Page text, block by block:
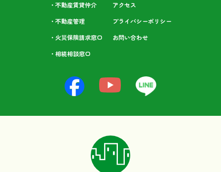
・不動産賃貸仲介
・不動産管理
・火災保険請求窓口
・相続相談⁩窓口
アクセス
プライバシーポリシー
お問い合わせ